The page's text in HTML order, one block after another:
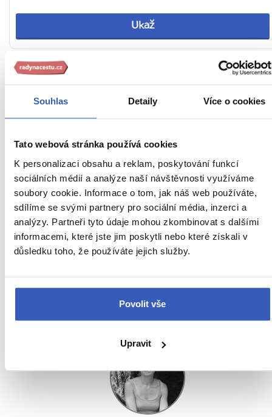
Souhlas Detaily Více o cookies
Tato webová stránka používá cookies
K personalizaci obsahu a reklam, poskytování funkcí
sociálních médií a analýze naší návštěvnosti využíváme
soubory cookie. Informace o tom, jak náš web používáte,
sdílíme se svými partnery pro sociální média, inzerci a
analýzy. Partneři tyto údaje mohou zkombinovat s dalšími
informacemi, které jste jim poskytli nebo které získali v
důsledku toho, že používáte jejich služby.
Povolit vše
Upravit
Ukaž
Naši průvodci vás zavedou i tam,
kde to jiní neznají
Markéta Petrlíková
18 článků 25 zájezdů
„Jsem pyšná na každou zapadlou uličku i bistro se